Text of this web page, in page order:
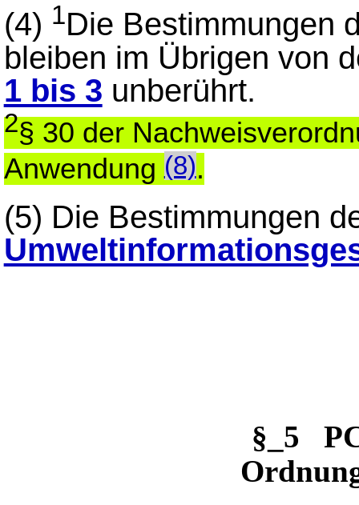
(4) 1Die Bestimmungen
bleiben im Übrigen von
1 bis 3 unberührt.
2§ 30 der
Anwendung(8).
(5) Die Bestimmungen
§_5